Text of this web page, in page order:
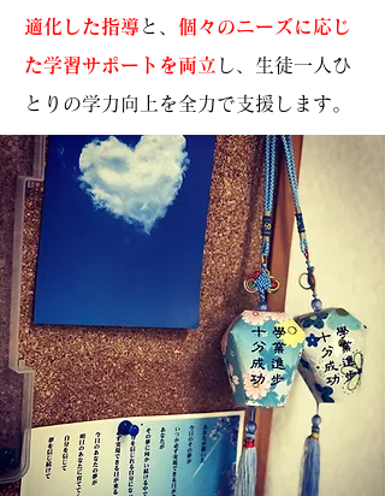
適化した指導 と、 個々のニーズに応じ
た学習サポートを両立 し、生徒一人ひ
とりの学力向上を全力で支援します。